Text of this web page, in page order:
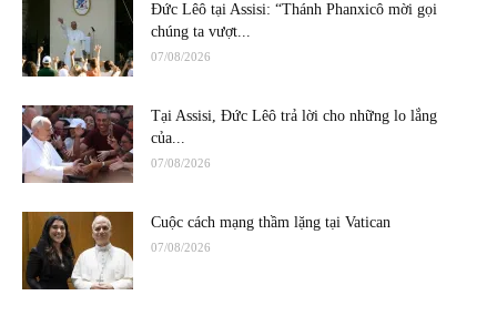
Đức Lêô tại Assisi: “Thánh Phanxicô mời gọi
chúng ta vượt...
07/08/2026
Tại Assisi, Đức Lêô trả lời cho những lo lắng
của...
07/08/2026
Cuộc cách mạng thầm lặng tại Vatican
07/08/2026